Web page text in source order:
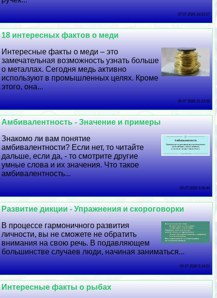
07 07 2026 16:53:17
18 интересных фактов о меди
Интересные факты о меди – это
замечательная возможность узнать больше
о металлах. Сегодня медь активно
используют в промышленных целях. Кроме
этого, она...
06 07 2026 21:23:58
Амбивалентность - Значение и примеры
Знакомо ли вам понятие
амбивалентности? Если нет, то читайте
дальше, если да, - то смотрите другие
умные слова и их значения. Что такое
амбивалентность...
05 07 2026 9:16:44
Развитие дикции - Упражнения и скороговорки
В процессе гармоничного развития
личности, вы не сможете не обратить
внимания на свою речь. В подавляющем
большинстве случаев люди, начиная заниматься...
04 07 2026 5:14:21
Интересные факты о рыбах